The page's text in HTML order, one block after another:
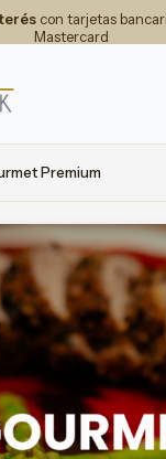
con tarjetas
Mastercard
Premium